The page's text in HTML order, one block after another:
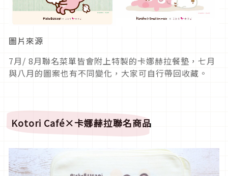
圖片來源
7月/ 8月聯名菜單皆會附上特製的卡娜赫拉餐墊，七月
與八月的圖案也有不同變化，大家可自行帶回收藏。
Kotori Café×卡娜赫拉聯名商品